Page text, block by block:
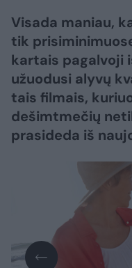
Visada maniau,
tik
kartais pagalvoji
užuodusi alyvų
tais filmais,
dešimtmečių
prasideda iš